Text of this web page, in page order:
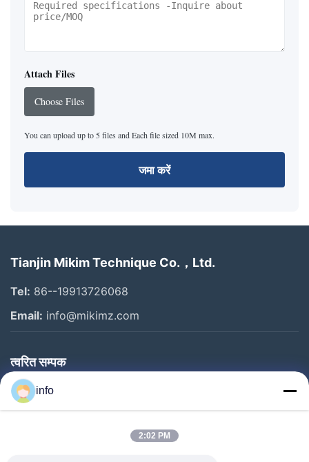
Attach Files
Choose Files
You can upload up to 5 files and Each file sized 10M max.
जमा करें
Tianjin Mikim Technique Co.，Ltd.
Tel: 86--19913726068
Email: info@mikimz.com
त्वरित सम्पक
घर
उत्पादों
info
2:02 PM